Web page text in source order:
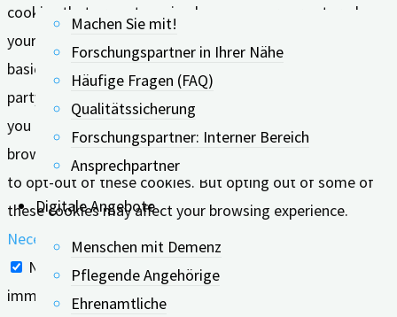
Machen Sie mit!
Forschungspartner in Ihrer Nähe
Häufige Fragen (FAQ)
Qualitätssicherung
Forschungspartner: Interner Bereich
Ansprechpartner
Digitale Angebote
Menschen mit Demenz
Pflegende Angehörige
Ehrenamtliche
cookies that are categorized as necessary are stored on
your browser as they are essential for the working of
basic functionalities of the website. We also use third-
party cookies that help us analyze and understand how
you use this website. These cookies will be stored in your
browser only with your consent. You also have the option
to opt-out of these cookies. But opting out of some of
these cookies may affect your browsing experience.
Necessary
Necessary
immer aktiv